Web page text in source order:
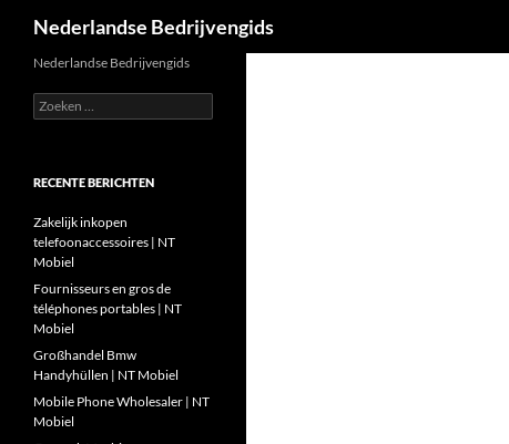
Nederlandse Bedrijvengids
Nederlandse Bedrijvengids
Zoeken
naar:
RECENTE BERICHTEN
Zakelijk inkopen
telefoonaccessoires | NT
Mobiel
Fournisseurs en gros de
téléphones portables | NT
Mobiel
Großhandel Bmw
Handyhüllen | NT Mobiel
Mobile Phone Wholesaler | NT
Mobiel